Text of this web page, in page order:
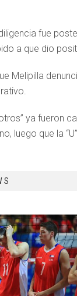
fue
a que dio
Melipilla
ya fueron
luego que la